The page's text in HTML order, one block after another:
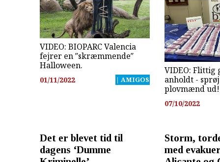
VIDEO: BIOPARC Valencia
fejrer en ″skræmmende″
Halloween.
01/11/2022 | AMIGOS
VIDEO: Flittig
anholdt -
plovmænd ud!
07/10/2022
Det er blevet tid til
dagens ‘Dumme
Storm,
med